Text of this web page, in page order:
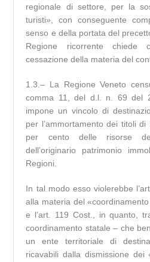
regionale di settore, per la
turisti», con conseguente
senso e della portata del
Regione ricorrente chiede
cessazione della materia del
1.3.– La Regione Veneto
comma 11, del d.l. n. 69 del
impone un vincolo di
per l’ammortamento dei titoli
per cento delle risorse
dell’originario patrimonio
Regioni.
In tal modo esso violerebbe
alla materia del
e l’art. 119 Cost., in quanto,
coordinamento statale – che
un ente territoriale di
ricavabili dalla dismissione dei